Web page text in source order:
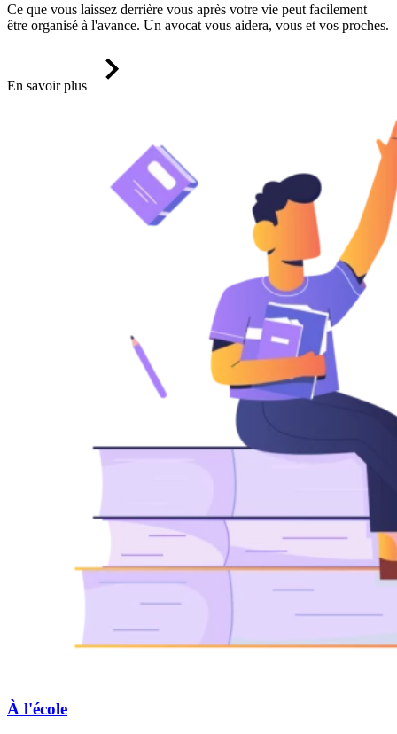
Ce que vous laissez derrière vous après votre vie peut facilement
être organisé à l'avance. Un avocat vous aidera, vous et vos proches.
En savoir plus
À l'école